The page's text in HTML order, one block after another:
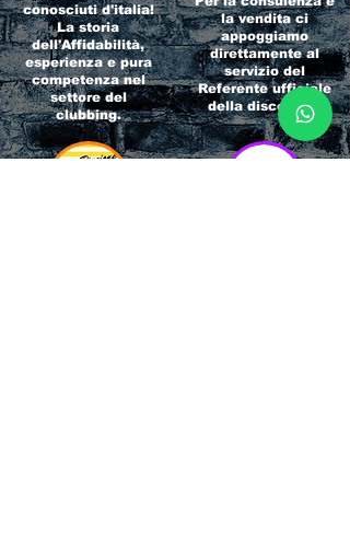
conosciuti d'italia!
La storia
dell'Affidabilità,
esperienza e pura
competenza nel
settore del
clubbing.
la vendita ci
appoggiamo
direttamente al
servizio del
Referente ufficiale
della discoteca!